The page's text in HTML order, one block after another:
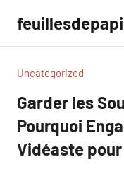
contenu
Uncategorized
Garder les
Pourquoi
Vidéaste